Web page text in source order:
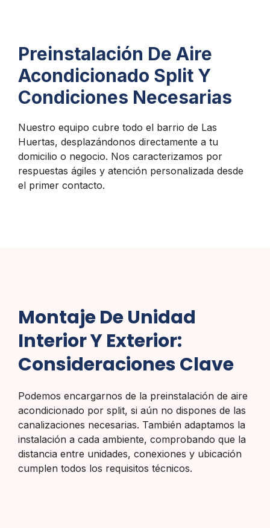
Preinstalación De Aire
Acondicionado Split Y
Condiciones Necesarias
Nuestro equipo cubre todo el barrio de Las
Huertas, desplazándonos directamente a tu
domicilio o negocio. Nos caracterizamos por
respuestas ágiles y atención personalizada desde
el primer contacto.
Montaje De Unidad
Interior Y Exterior:
Consideraciones Clave
Podemos encargarnos de la preinstalación de aire
acondicionado por split, si aún no dispones de las
canalizaciones necesarias. También adaptamos la
instalación a cada ambiente, comprobando que la
distancia entre unidades, conexiones y ubicación
cumplen todos los requisitos técnicos.